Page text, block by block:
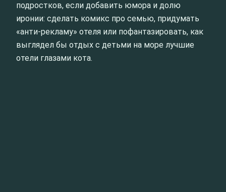
подростков, если добавить юмора и долю
иронии: сделать комикс про семью, придумать
«анти-рекламу» отеля или пофантазировать, как
выглядел бы отдых с детьми на море лучшие
отели глазами кота.